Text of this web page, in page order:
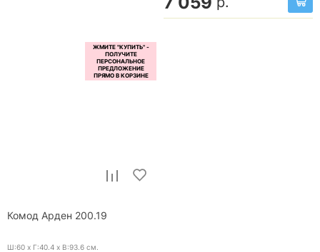
Комод Арден 200.19
Ш:60 x Г:40.4 x В:93.6 см.